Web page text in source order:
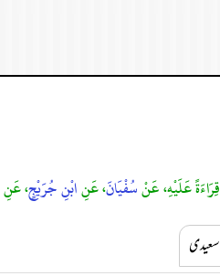
عَلَيْهِ، عَنْسُفْيَانَ، عَنِابْنِ جُرَيْجٍ، عَنِ
سعیدی